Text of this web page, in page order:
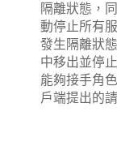
隔離狀態，
動停止所有
發生隔離狀
中移出並停
能夠接手角
戶端提出的